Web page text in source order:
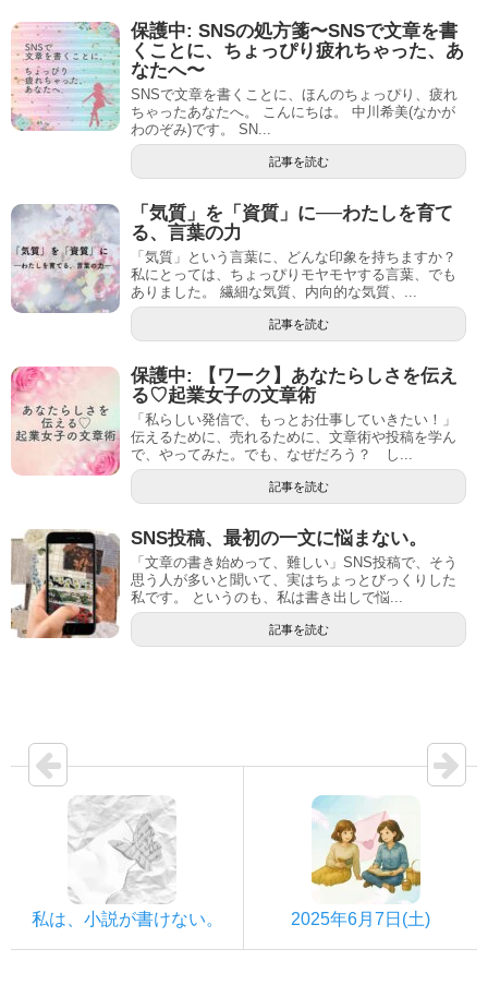
保護中: SNSの処方箋〜SNSで文章を書
くことに、ちょっぴり疲れちゃった、あ
なたへ〜
SNSで文章を書くことに、ほんのちょっぴり、疲れ
ちゃったあなたへ。 こんにちは。 中川希美(なかが
わのぞみ)です。 SN...
記事を読む
「気質」を「資質」に──わたしを育て
る、言葉の力
「気質」という言葉に、どんな印象を持ちますか？
私にとっては、ちょっぴりモヤモヤする言葉、でも
ありました。 繊細な気質、内向的な気質、...
記事を読む
保護中: 【ワーク】あなたらしさを伝え
る♡起業女子の文章術
「私らしい発信で、もっとお仕事していきたい！」
伝えるために、売れるために、文章術や投稿を学ん
で、やってみた。でも、なぜだろう？ し...
記事を読む
SNS投稿、最初の一文に悩まない。
「文章の書き始めって、難しい」SNS投稿で、そう
思う人が多いと聞いて、実はちょっとびっくりした
私です。 というのも、私は書き出しで悩...
記事を読む
私は、小説が書けない。 2025年6月7日(土)